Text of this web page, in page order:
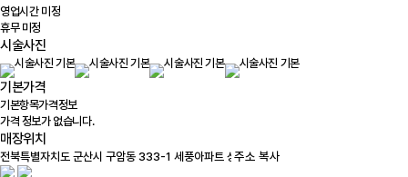
영업시간 미정
휴무 미정
시술사진
기본가격
기본항목가격정보
가격 정보가 없습니다.
매장위치
주소 복사